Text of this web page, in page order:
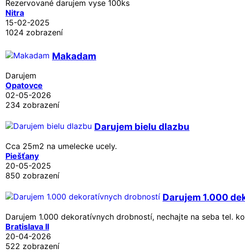
Rezervované darujem vyse 100ks
Nitra
15-02-2025
1024 zobrazení
Makadam
Darujem
Opatovce
02-05-2026
234 zobrazení
Darujem bielu dlazbu
Cca 25m2 na umelecke ucely.
Piešťany
20-05-2025
850 zobrazení
Darujem 1.000
Darujem 1.000 dekoratívnych drobností, nechajte na seba tel.
Bratislava II
20-04-2026
522 zobrazení